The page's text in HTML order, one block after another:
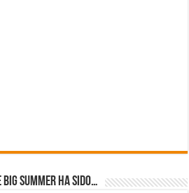
Summer ha sido…